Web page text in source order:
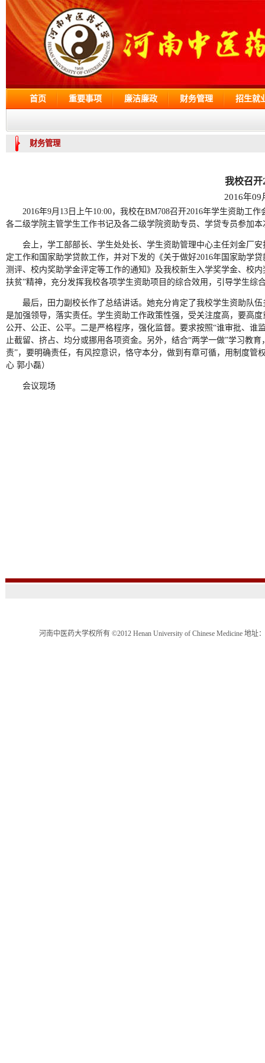
首页 重要事项 廉洁廉政 财务管理 招生就
财务管理
我校召开
2016年09
2016年9月13日上午10:00，我校在BM708召开2016年学生资助工
各二级学院主管学生工作书记及各二级学院资助专员、学贷专员参加
会上，学工部部长、学生处处长、学生资助管理中心主任刘金厂
定工作和国家助学贷款工作，并对下发的《关于做好2016年国家助学
测评、校内奖助学金评定等工作的通知》及我校新生入学奖学金、校
扶贫”精神，充分发挥我校各项学生资助项目的综合效用，引导学生综
最后，田力副校长作了总结讲话。她充分肯定了我校学生资助队
是加强领导，落实责任。学生资助工作政策性强，受关注度高，要高
公开、公正、公平。二是严格程序，强化监督。要求按照“谁审批、
止截留、挤占、均分或挪用各项资金。另外，结合“两学一做”学习教
责”，要明确责任，有风控意识，恪守本分，做到有章可循，用制度
心 郭小磊）
会议现场
河南中医药大学权所有 ©2012 Henan University of Chinese Medicine 地